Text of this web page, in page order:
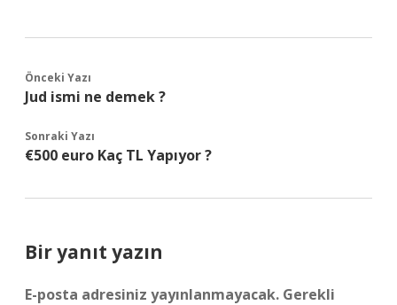
Önceki Yazı
Jud ismi ne demek ?
Sonraki Yazı
€500 euro Kaç TL Yapıyor ?
Bir yanıt yazın
E-posta adresiniz yayınlanmayacak. Gerekli